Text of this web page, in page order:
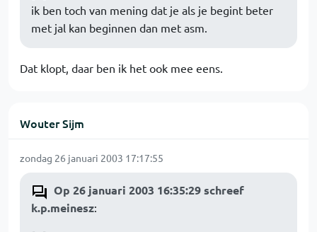
ik ben toch van mening dat je als je begint beter
met jal kan beginnen dan met asm.
Dat klopt, daar ben ik het ook mee eens.
Wouter Sijm
zondag 26 januari 2003 17:17:55
Op 26 januari 2003 16:35:29 schreef
k.p.meinesz: